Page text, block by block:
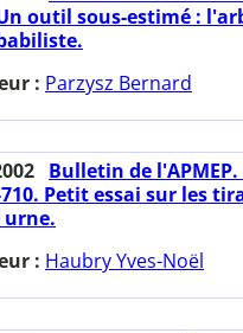
outil sous-estimé :
: Parzysz Bernard
Bulletin de l'APMEP.
Petit essai sur les
urne.
: Haubry Yves-Noël